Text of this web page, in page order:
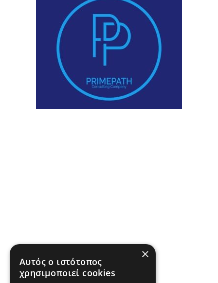
×
Αυτός ο ιστότοπος
χρησιμοποιεί cookies